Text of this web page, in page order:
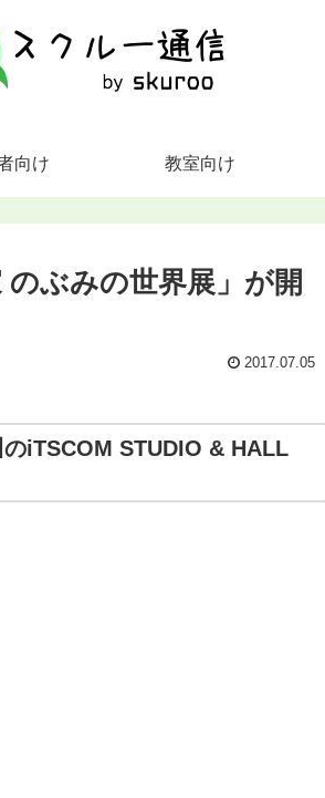
向け 教室向け
ぶみの世界展」が開
2017.07.05
iTSCOM STUDIO & HALL